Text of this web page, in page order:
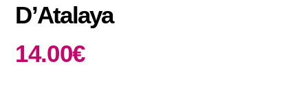
D’Atalaya
14.00€